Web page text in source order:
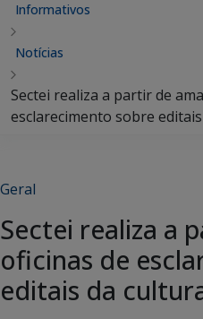
Informativos
Notícias
Sectei realiza a partir de
esclarecimento sobre
Geral
Sectei realiza a
oficinas de
editais da